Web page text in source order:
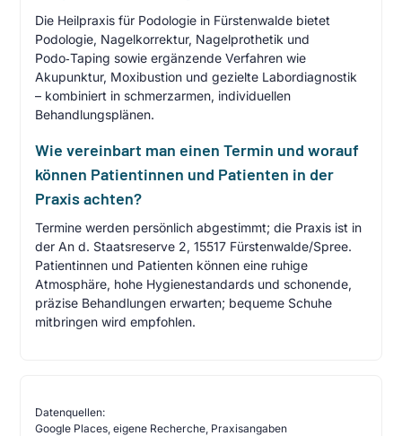
Die Heilpraxis für Podologie in Fürstenwalde bietet
Podologie, Nagelkorrektur, Nagelprothetik und
Podo‑Taping sowie ergänzende Verfahren wie
Akupunktur, Moxibustion und gezielte Labordiagnostik
– kombiniert in schmerzarmen, individuellen
Behandlungsplänen.
Wie vereinbart man einen Termin und worauf
können Patientinnen und Patienten in der
Praxis achten?
Termine werden persönlich abgestimmt; die Praxis ist in
der An d. Staatsreserve 2, 15517 Fürstenwalde/Spree.
Patientinnen und Patienten können eine ruhige
Atmosphäre, hohe Hygienestandards und schonende,
präzise Behandlungen erwarten; bequeme Schuhe
mitbringen wird empfohlen.
Datenquellen:
Google Places, eigene Recherche, Praxisangaben